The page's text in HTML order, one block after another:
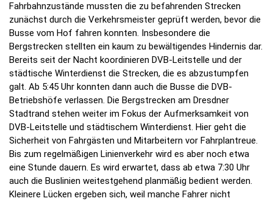
Fahrbahnzustände mussten die zu befahrenden Strecken
zunächst durch die Verkehrsmeister geprüft werden, bevor die
Busse vom Hof fahren konnten. Insbesondere die
Bergstrecken stellten ein kaum zu bewältigendes Hindernis dar.
Bereits seit der Nacht koordinieren DVB-Leitstelle und der
städtische Winterdienst die Strecken, die es abzustumpfen
galt. Ab 5:45 Uhr konnten dann auch die Busse die DVB-
Betriebshöfe verlassen. Die Bergstrecken am Dresdner
Stadtrand stehen weiter im Fokus der Aufmerksamkeit von
DVB-Leitstelle und städtischem Winterdienst. Hier geht die
Sicherheit von Fahrgästen und Mitarbeitern vor Fahrplantreue.
Bis zum regelmäßigen Linienverkehr wird es aber noch etwa
eine Stunde dauern. Es wird erwartet, dass ab etwa 7:30 Uhr
auch die Buslinien weitestgehend planmäßig bedient werden.
Kleinere Lücken ergeben sich, weil manche Fahrer nicht